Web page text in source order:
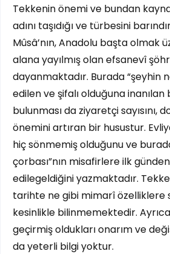
Tekkenin önemi ve bundan
adını taşıdığı ve türbesini
Mûsâ’nın, Anadolu başta olmak
alana yayılmış olan efsanevî
dayanmaktadır. Burada “şeyhin
edilen ve şifalı olduğuna inanılan
bulunması da ziyaretçi sayısını,
önemini artıran bir husustur.
hiç sönmemiş olduğunu ve
çorbası”nın misafirlere ilk
edilegeldiğini yazmaktadır.
tarihte ne gibi mimarî özelliklere
kesinlikle bilinmemektedir.
geçirmiş oldukları onarım ve
da yeterli bilgi yoktur.